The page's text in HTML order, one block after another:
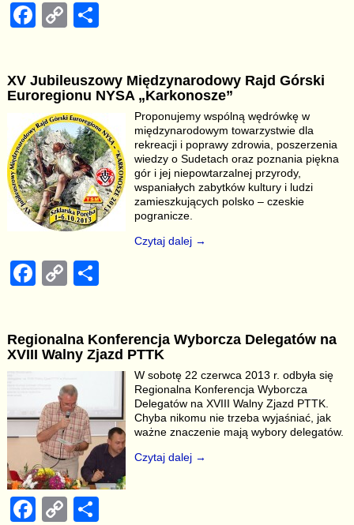
F
e
b
o
o
k
C
y
Li
n
k
e
XV Jubileuszowy Międzynarodowy Rajd Górski
Euroregionu NYSA „Karkonosze”
Proponujemy wspólną wędrówkę w
międzynarodowym towarzystwie dla
rekreacji i poprawy zdrowia, poszerzenia
wiedzy o Sudetach oraz poznania piękna
gór i jej niepowtarzalnej przyrody,
wspaniałych zabytków kultury i ludzi
zamieszkujących polsko – czeskie
pogranicze.
Czytaj dalej →
F
e
b
o
o
k
C
y
Li
n
k
e
Regionalna Konferencja Wyborcza Delegatów na
XVIII Walny Zjazd PTTK
W sobotę 22 czerwca 2013 r. odbyła się
Regionalna Konferencja Wyborcza
Delegatów na XVIII Walny Zjazd PTTK.
Chyba nikomu nie trzeba wyjaśniać, jak
ważne znaczenie mają wybory delegatów.
Czytaj dalej →
F
C